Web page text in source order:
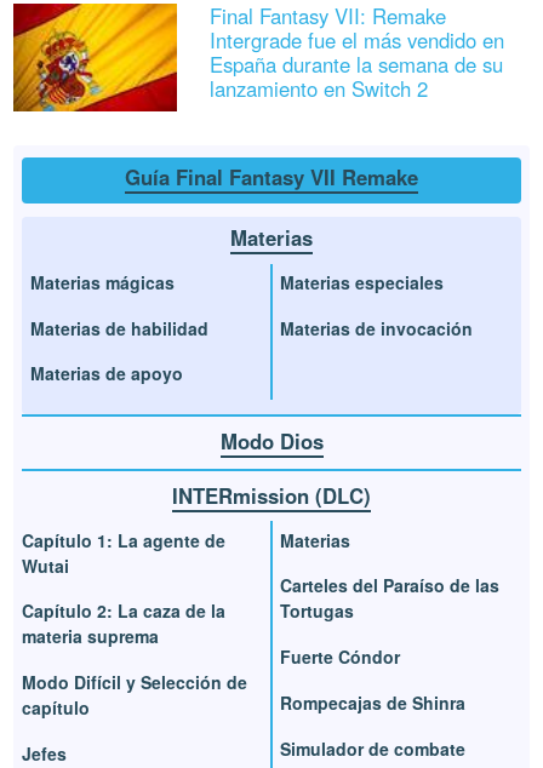
Final Fantasy VII: Remake
Intergrade fue el más vendido en
España durante la semana de su
lanzamiento en Switch 2
Guía Final Fantasy VII Remake
Materias
Materias mágicas
Materias de habilidad
Materias de apoyo
Materias especiales
Materias de invocación
Modo Dios
INTERmission (DLC)
Capítulo 1: La agente de
Wutai
Capítulo 2: La caza de la
materia suprema
Modo Difícil y Selección de
capítulo
Jefes
Materias
Carteles del Paraíso de las
Tortugas
Fuerte Cóndor
Rompecajas de Shinra
Simulador de combate